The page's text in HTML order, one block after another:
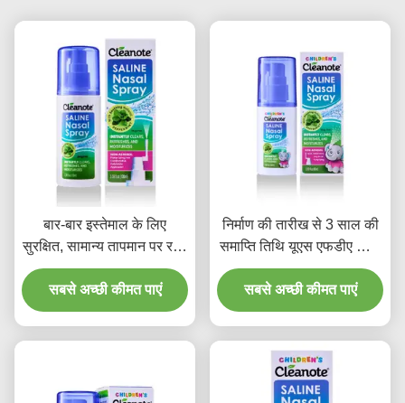
बार-बार इस्तेमाल के लिए
सुरक्षित, सामान्य तापमान पर रखें,
दैनिक नाक की स्वच्छता और
प्रभावी नाक की देखभाल के लिए
नेज़ल स्प्रे
सबसे अच्छी कीमत पाएं
निर्माण की तारीख से 3 साल की
समाप्ति तिथि यूएस एफडीए खारी
नाक स्प्रे सूखी नाक के लिए सभी
उम्र के लिए उपयुक्त सुरक्षित
सुखदायक नाक की देखभाल
सबसे अच्छी कीमत पाएं